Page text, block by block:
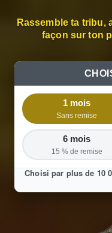
Rassemble ta tribu,
façon sur ton
1 mois
Sans remise
6 mois
15 % de remise
Choisi par plus de 10